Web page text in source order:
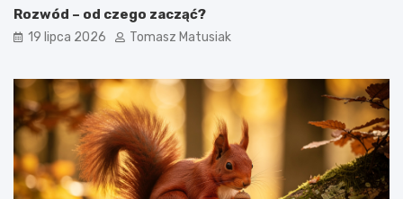
Rozwód – od czego zacząć?
19 lipca 2026 Tomasz Matusiak